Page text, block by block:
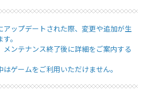
ップデートされた際、変更や追加が生
。
ンテナンス終了後に詳細をご案内する
ゲームをご利用いただけません。